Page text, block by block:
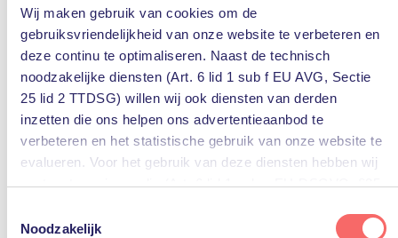
Wij maken gebruik van cookies om de
gebruiksvriendelijkheid van onze website te verbeteren en
deze continu te optimaliseren. Naast de technisch
noodzakelijke diensten (Art. 6 lid 1 sub f EU AVG, Sectie
25 lid 2 TTDSG) willen wij ook diensten van derden
inzetten die ons helpen ons advertentieaanbod te
verbeteren en het statistische gebruik van onze website te
evalueren. Voor het gebruik van deze diensten hebben wij
uw toestemming nodig (Art. 6 lid 1 sub a EU-DSGVO, §25
Noodzakelijk
cybersecurity eu IT-beveiliging nis richtlijn nis2